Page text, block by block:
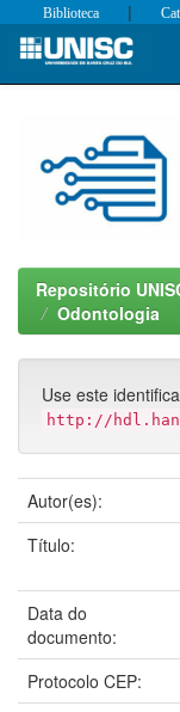
Skip
Biblioteca |
Repositório
Odontologia
Use este
http://
Autor(es):
Título:
Data do
documento:
Protocolo CEP: